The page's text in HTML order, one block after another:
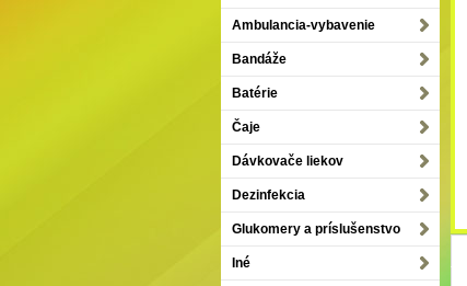
Ambulancia-vybavenie
Bandáže
Batérie
Čaje
Dávkovače liekov
Dezinfekcia
Glukomery a príslušenstvo
Iné